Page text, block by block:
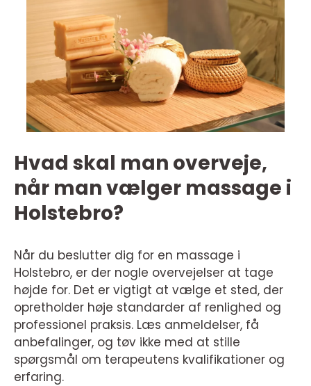
Hvad skal man overveje,
når man vælger massage i
Holstebro?
Når du beslutter dig for en massage i
Holstebro, er der nogle overvejelser at tage
højde for. Det er vigtigt at vælge et sted, der
opretholder høje standarder af renlighed og
professionel praksis. Læs anmeldelser, få
anbefalinger, og tøv ikke med at stille
spørgsmål om terapeutens kvalifikationer og
erfaring.